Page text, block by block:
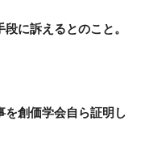
に訴えるとのこと。
を創価学会自ら証明し